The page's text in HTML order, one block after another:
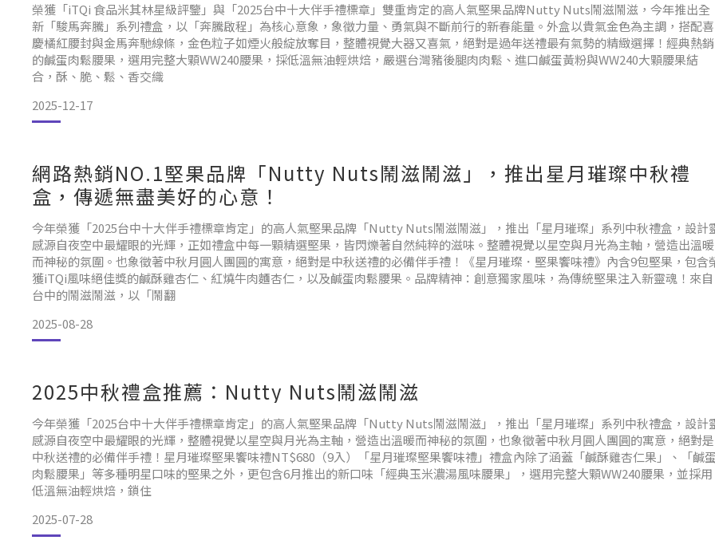
榮獲「iTQi 食品米其林星級評鑒」與「2025台中十大伴手禮標章」雙重肯定的高人氣堅果品牌Nutty Nuts鬧滋鬧滋，今年推出全
新「駿馬奔騰」系列禮盒，以「奔騰啟程」為核心意象，象徵力量、勇氣與不斷前行的新春能量。外盒以貴氣金色為主調，搭配喜
慶橘紅腰封與金馬奔馳線條，金色粒子如煙火般綻放奪目，整體視覺大器又喜氣，絕對是過年送禮最有氣勢的精緻選擇！經典熱銷
的鹹蛋肉鬆腰果，選用完整大顆WW240腰果，採低溫無油輕烘焙，嚴選台灣豬後腿肉肉鬆、進口鹹蛋黃粉與WW240大顆腰果結
合，酥、脆、鬆、香交織
2025-12-17
網路熱銷NO.1堅果品牌「Nutty Nuts鬧滋鬧滋」，推出星月璀璨中秋禮
盒，傳遞無盡美好的心意！
今年榮獲「2025台中十大伴手禮標章肯定」的高人氣堅果品牌「Nutty Nuts鬧滋鬧滋」，推出「星月璀璨」系列中秋禮盒，設計
感源自夜空中最耀眼的光輝，正如禮盒中每一顆精選堅果，皆閃爍著自然純粹的滋味。整體視覺以星空與月光為主軸，營造出溫暖
而神秘的氛圍。也象徵著中秋月圓人團圓的寓意，絕對是中秋送禮的必備伴手禮！《星月璀璨．堅果饗味禮》內含9包堅果，包含
獲iTQi風味絕佳獎的鹹酥雞杏仁、紅燒牛肉麵杏仁，以及鹹蛋肉鬆腰果。品牌精神：創意獨家風味，為傳統堅果注入新靈魂！來自
台中的鬧滋鬧滋，以「鬧翻
2025-08-28
2025中秋禮盒推薦：Nutty Nuts鬧滋鬧滋
今年榮獲「2025台中十大伴手禮標章肯定」的高人氣堅果品牌「Nutty Nuts鬧滋鬧滋」，推出「星月璀璨」系列中秋禮盒，設計
感源自夜空中最耀眼的光輝，整體視覺以星空與月光為主軸，營造出溫暖而神秘的氛圍，也象徵著中秋月圓人團圓的寓意，絕對是
中秋送禮的必備伴手禮！星月璀璨堅果饗味禮NT$680（9入）「星月璀璨堅果饗味禮」禮盒內除了涵蓋「鹹酥雞杏仁果」、「鹹
肉鬆腰果」等多種明星口味的堅果之外，更包含6月推出的新口味「經典玉米濃湯風味腰果」，選用完整大顆WW240腰果，並採用
低溫無油輕烘焙，鎖住
2025-07-28